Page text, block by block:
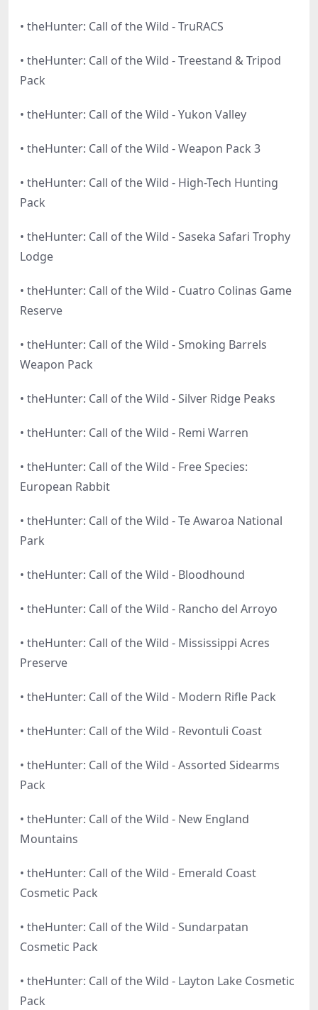
• theHunter: Call of the Wild - TruRACS
• theHunter: Call of the Wild - Treestand & Tripod
Pack
• theHunter: Call of the Wild - Yukon Valley
• theHunter: Call of the Wild - Weapon Pack 3
• theHunter: Call of the Wild - High-Tech Hunting
Pack
• theHunter: Call of the Wild - Saseka Safari Trophy
Lodge
• theHunter: Call of the Wild - Cuatro Colinas Game
Reserve
• theHunter: Call of the Wild - Smoking Barrels
Weapon Pack
• theHunter: Call of the Wild - Silver Ridge Peaks
• theHunter: Call of the Wild - Remi Warren
• theHunter: Call of the Wild - Free Species:
European Rabbit
• theHunter: Call of the Wild - Te Awaroa National
Park
• theHunter: Call of the Wild - Bloodhound
• theHunter: Call of the Wild - Rancho del Arroyo
• theHunter: Call of the Wild - Mississippi Acres
Preserve
• theHunter: Call of the Wild - Modern Rifle Pack
• theHunter: Call of the Wild - Revontuli Coast
• theHunter: Call of the Wild - Assorted Sidearms
Pack
• theHunter: Call of the Wild - New England
Mountains
• theHunter: Call of the Wild - Emerald Coast
Cosmetic Pack
• theHunter: Call of the Wild - Sundarpatan
Cosmetic Pack
• theHunter: Call of the Wild - Layton Lake Cosmetic
Pack